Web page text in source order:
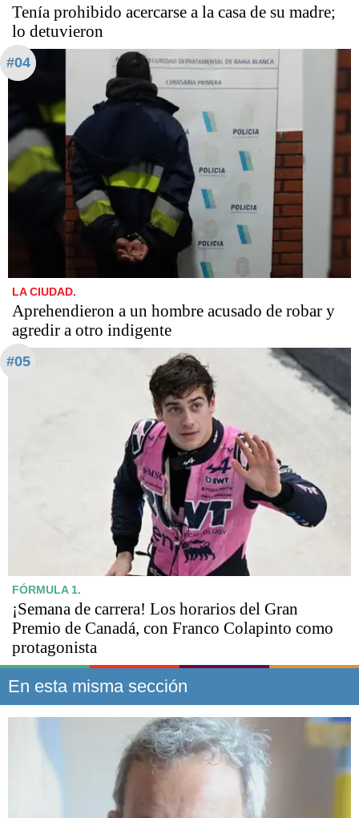
Tenía prohibido acercarse a la casa de su madre;
lo detuvieron
#04
LA CIUDAD.
Aprehendieron a un hombre acusado de robar y
agredir a otro indigente
#05
FÓRMULA 1.
¡Semana de carrera! Los horarios del Gran
Premio de Canadá, con Franco Colapinto como
protagonista
En esta misma sección